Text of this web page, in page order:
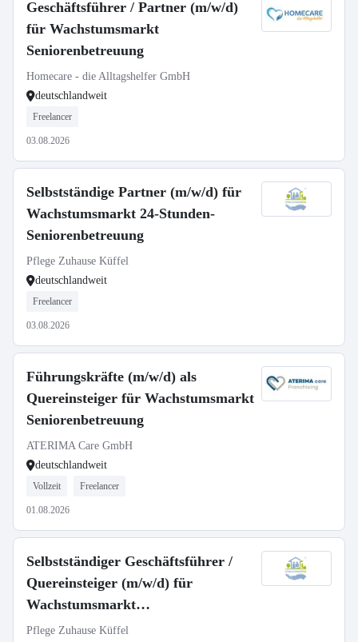
Geschäftsführer / Partner (m/w/d)
für Wachstumsmarkt
Seniorenbetreuung
Homecare - die Alltagshelfer GmbH
deutschlandweit
Freelancer
03.08.2026
Selbstständige Partner (m/w/d) für
Wachstumsmarkt 24-Stunden-
Seniorenbetreuung
Pflege Zuhause Küffel
deutschlandweit
Freelancer
03.08.2026
Führungskräfte (m/w/d) als
Quereinsteiger für Wachstumsmarkt
Seniorenbetreuung
ATERIMA Care GmbH
deutschlandweit
Vollzeit Freelancer
01.08.2026
Selbstständiger Geschäftsführer /
Quereinsteiger (m/w/d) für
Wachstumsmarkt
Seniorenbetreuung
Pflege Zuhause Küffel